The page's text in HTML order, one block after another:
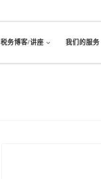
税务博客/讲座 我们的服务